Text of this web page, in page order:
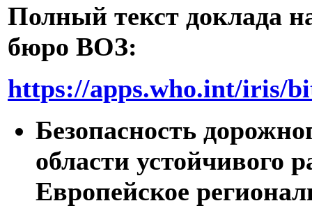
Полный текст доклада
бюро ВОЗ:
https://apps.who.int/iris/
Безопасность
области устойчивого
Европейское